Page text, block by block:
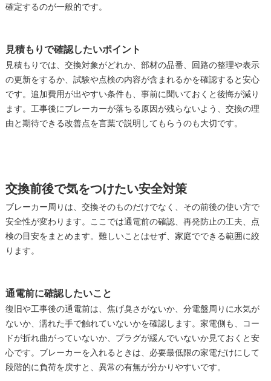
確定するのが一般的です。
見積もりで確認したいポイント
見積もりでは、交換対象がどれか、部材の品番、回路の整理や表示
の更新をするか、試験や点検の内容が含まれるかを確認すると安心
です。追加費用が出やすい条件も、事前に聞いておくと後悔が減り
ます。工事後にブレーカーが落ちる原因が残らないよう、交換の理
由と期待できる改善点を言葉で説明してもらうのも大切です。
交換前後で気をつけたい安全対策
ブレーカー周りは、交換そのものだけでなく、その前後の使い方で
安全性が変わります。ここでは通電前の確認、再発防止の工夫、点
検の目安をまとめます。難しいことはせず、家庭でできる範囲に絞
ります。
通電前に確認したいこと
復旧や工事後の通電前は、焦げ臭さがないか、分電盤周りに水気が
ないか、濡れた手で触れていないかを確認します。家電側も、コー
ドが折れ曲がっていないか、プラグが緩んでいないか見ておくと安
心です。ブレーカーを入れるときは、必要最低限の家電だけにして
段階的に負荷を戻すと、異常の有無が分かりやすいです。